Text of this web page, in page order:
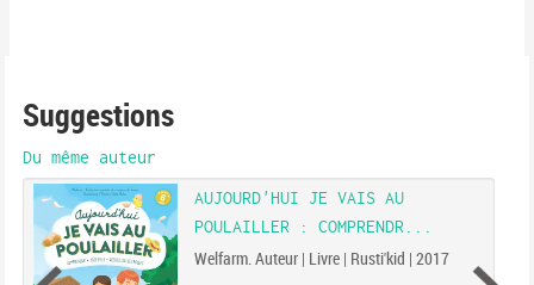
Suggestions
Du même auteur
AUJOURD'HUI JE VAIS AU
POULAILLER : COMPRENDR...
Welfarm. Auteur | Livre | Rusti'kid | 2017